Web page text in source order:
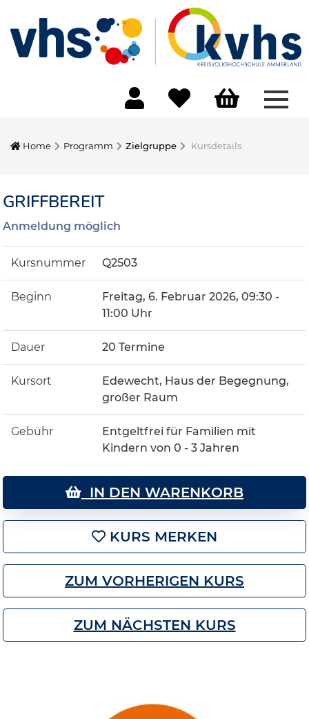
Home Programm Zielgruppe Kursdetails
GRIFFBEREIT
Anmeldung möglich
Kursnummer Q2503
Beginn
Freitag, 6. Februar 2026, 09:30 -
11:00 Uhr
Dauer 20 Termine
Kursort
Edewecht, Haus der Begegnung,
großer Raum
Gebühr
Entgeltfrei für Familien mit
Kindern von 0 - 3 Jahren
IN DEN WARENKORB
KURS MERKEN
ZUM VORHERIGEN KURS
ZUM NÄCHSTEN KURS